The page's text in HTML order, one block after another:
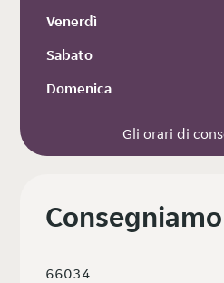
Venerdì
Sabato
Domenica
Gli orari di
66034